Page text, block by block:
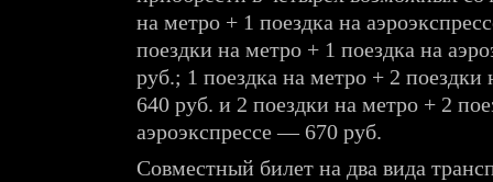
на метро + 1 поездка на
поездки на метро + 1 поездка на
руб.; 1 поездка на метро + 2
640 руб. и 2 поездки на метро + 2
аэроэкспрессе — 670 руб.
Совместный билет на два вида